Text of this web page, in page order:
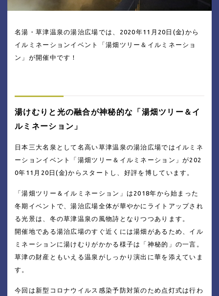
名湯・草津温泉の湯治広場では、2020年11月20日(金)から
イルミネーションイベント「湯畑ツリー＆イルミネーショ
ン」が開催中です！
湯けむりと光の融合が神秘的な「湯畑ツリー＆イ
ルミネーション」
日本三大名泉として名高い草津温泉の湯治広場ではイルミネ
ーションイベント「湯畑ツリー＆イルミネーション」が202
0年11月20日(金)からスタートし、好評を博しています。
「湯畑ツリー＆イルミネーション」は2018年から始まった
冬期イベントで、湯治広場全体が華やかにライトアップされ
る光景は、冬の草津温泉の風物詩となりつつあります。
開催地である湯治広場のすぐ近くには湯畑があるため、イル
ミネーションに湯けむりがかかる様子は「神秘的」の一言。
草津の財産ともいえる温泉がしっかり演出に華を添えていま
す。
今回は新型コロナウイルス感染予防対策のため点灯式は行わ